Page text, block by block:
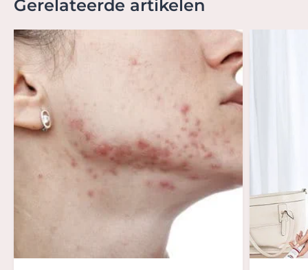
Gerelateerde artikelen